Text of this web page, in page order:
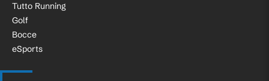
Tutto Running
Golf
Bocce
eSports